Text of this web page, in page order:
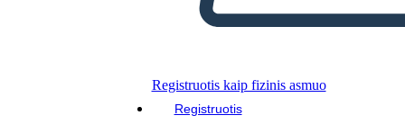
Registruotis kaip fizinis asmuo
Registruotis